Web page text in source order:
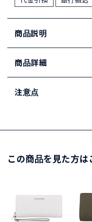
商品説明
商品詳細
注意点
この商品を見た方